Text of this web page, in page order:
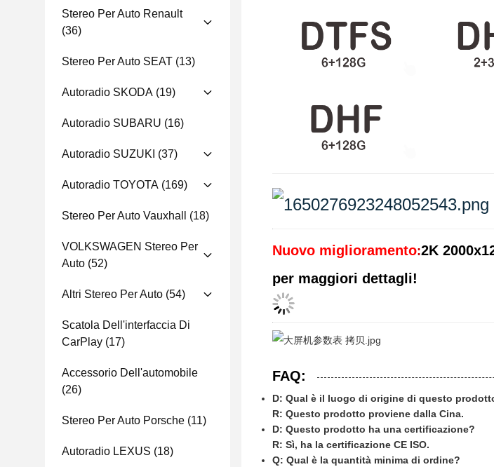
Stereo Per Auto Renault
(36)
Stereo Per Auto SEAT (13)
Autoradio SKODA (19)
Autoradio SUBARU (16)
Autoradio SUZUKI (37)
Autoradio TOYOTA (169)
Stereo Per Auto Vauxhall (18)
VOLKSWAGEN Stereo Per
Auto (52)
Altri Stereo Per Auto (54)
Scatola Dell'interfaccia Di
CarPlay (17)
Accessorio Dell'automobile
(26)
Stereo Per Auto Porsche (11)
Autoradio LEXUS (18)
Nuovo miglioramento:2K
per maggiori dettagli!
FAQ:
D: Qual è il luogo di origine di questo
R: Questo prodotto proviene dalla Cina.
D: Questo prodotto ha una certificazione?
R: Sì, ha la certificazione CE ISO.
Q: Qual è la quantità minima di ordine?